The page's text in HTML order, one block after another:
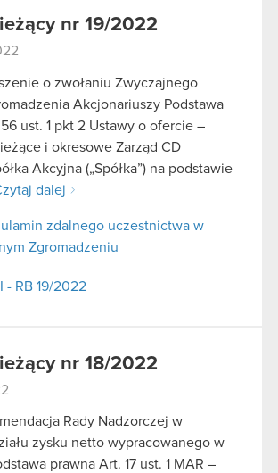
nr 19/2022
o zwołaniu Zwyczajnego
Akcjonariuszy Podstawa
ust. 1 pkt 2 Ustawy o ofercie –
i okresowe Zarząd CD
Akcyjna („Spółka”) na podstawie
dalej
zdalnego uczestnictwa w
Zgromadzeniu
- RB 19/2022
nr 18/2022
Rady Nadzorczej w
zysku netto wypracowanego w
prawna Art. 17 ust. 1 MAR –